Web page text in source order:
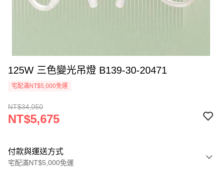
125W 三色變光吊燈 B139-30-20471
宅配滿NT$5,000免運
NT$34,050
NT$5,675
付款與運送方式
宅配滿NT$5,000免運